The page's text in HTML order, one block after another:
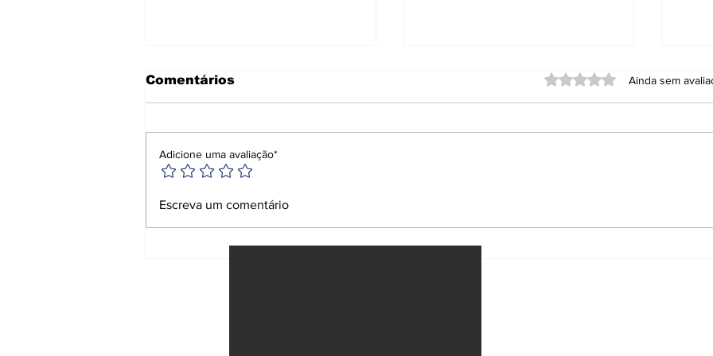
Ciclone-bomba causa
Sul e Sudeste do Brasil
suplemento falsificado
na
Comentários Avaliado com 0 de 5
Ainda sem
Adicione uma avaliação*
Escreva um comentário